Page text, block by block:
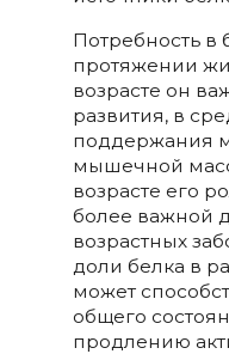
Потребность в
протяжении
возрасте он
развития, в
поддержания
мышечной
возрасте его
более важной
возрастных
доли белка в
может
общего
продлению